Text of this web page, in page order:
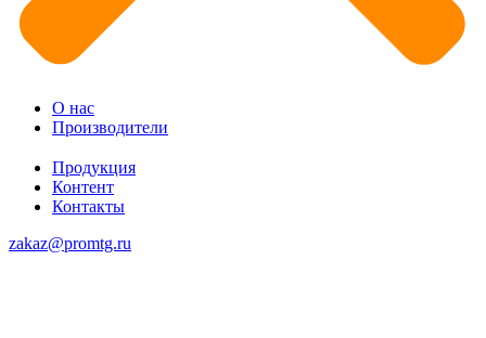
О нас
Производители
Продукция
Контент
Контакты
zakaz@promtg.ru